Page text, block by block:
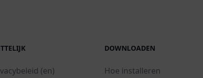
(en)
DOWNLOADEN
Hoe installeren